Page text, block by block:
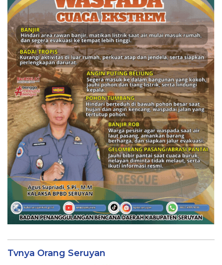
Tvnya Orang Seruyan